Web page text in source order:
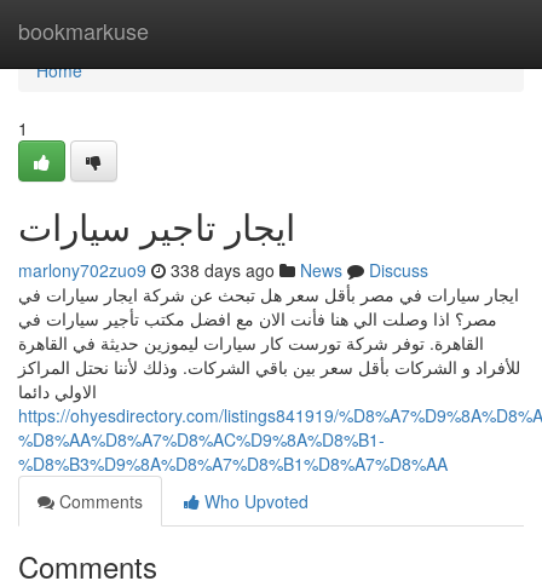
bookmarkuse
Home
Home
1
ايجار تاجير سيارات
marlony702zuo9 338 days ago News
Discuss
ايجار سيارات في مصر بأقل سعر هل تبحث عن شركة ايجار سيارات في
مصر؟ اذا وصلت الي هنا فأنت الان مع افضل مكتب تأجير سيارات في
القاهرة. توفر شركة تورست كار سيارات ليموزين حديثة في القاهرة
للأفراد و الشركات بأقل سعر بين باقي الشركات. وذلك لأننا نحتل المراكز
الاولي دائما
https://ohyesdirectory.com/listings841919/
%D8%AA%D8%A7%D8%AC%D9%8A%D8%B1-
%D8%B3%D9%8A%D8%A7%D8%B1%D8%A7%D8%AA
Comments
Who Upvoted
Comments